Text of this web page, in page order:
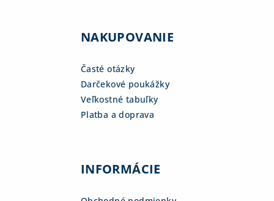
NAKUPOVANIE
Časté otázky
Darčekové poukážky
Veľkostné tabuľky
Platba a doprava
INFORMÁCIE